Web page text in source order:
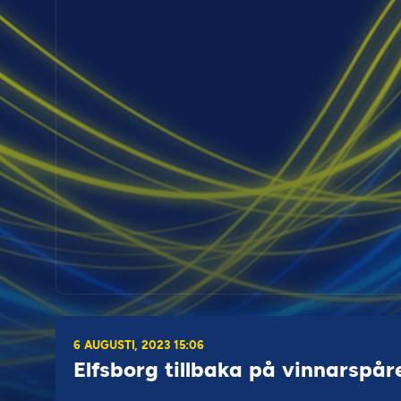
6 AUGUSTI, 2023 15:06
Elfsborg tillbaka på